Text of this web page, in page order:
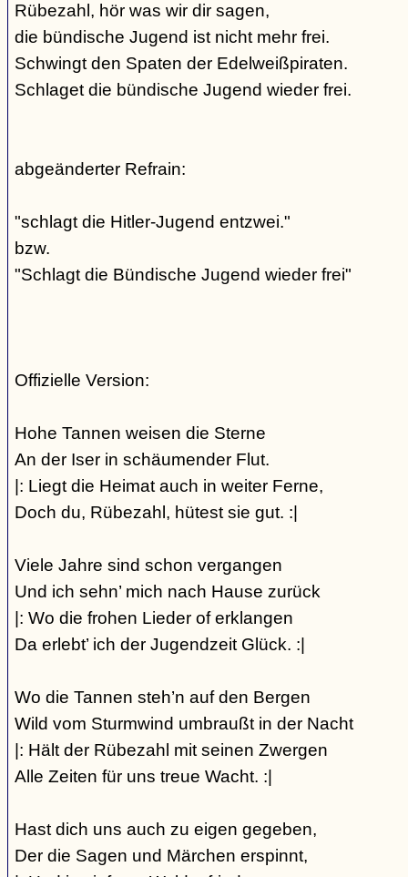
Rübezahl, hör was wir dir sagen,
die bündische Jugend ist nicht mehr frei.
Schwingt den Spaten der Edelweißpiraten.
Schlaget die bündische Jugend wieder frei.
abgeänderter Refrain:
"schlagt die Hitler-Jugend entzwei."
bzw.
"Schlagt die Bündische Jugend wieder frei"
Offizielle Version:
Hohe Tannen weisen die Sterne
An der Iser in schäumender Flut.
|: Liegt die Heimat auch in weiter Ferne,
Doch du, Rübezahl, hütest sie gut. :|
Viele Jahre sind schon vergangen
Und ich sehn’ mich nach Hause zurück
|: Wo die frohen Lieder of erklangen
Da erlebt’ ich der Jugendzeit Glück. :|
Wo die Tannen steh’n auf den Bergen
Wild vom Sturmwind umbraußt in der Nacht
|: Hält der Rübezahl mit seinen Zwergen
Alle Zeiten für uns treue Wacht. :|
Hast dich uns auch zu eigen gegeben,
Der die Sagen und Märchen erspinnt,